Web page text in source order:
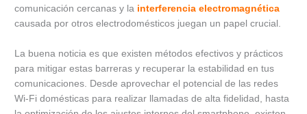
comunicación cercanas y la interferencia electromagnética
causada por otros electrodomésticos juegan un papel crucial.
La buena noticia es que existen métodos efectivos y prácticos
para mitigar estas barreras y recuperar la estabilidad en tus
comunicaciones. Desde aprovechar el potencial de las redes
Wi-Fi domésticas para realizar llamadas de alta fidelidad, hasta